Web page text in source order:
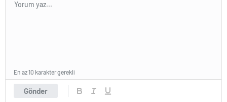
Gönder
En az 10 karakter gerekli